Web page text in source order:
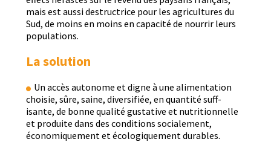
mais est aus­si destruc­trice pour les agri­cul­tures du
Sud, de moins en moins en capac­ité de nour­rir leurs
populations.
La solution
Un accès autonome et digne à une ali­men­ta­tion
choisie, sûre, saine, diver­si­fiée, en quan­tité suff­
isante, de bonne qual­ité gus­ta­tive et nutri­tion­nelle
et pro­duite dans des con­di­tions sociale­ment,
économique­ment et écologique­ment durables.